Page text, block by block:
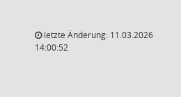
letzte Änderung: 11.03.2026
14:00:52